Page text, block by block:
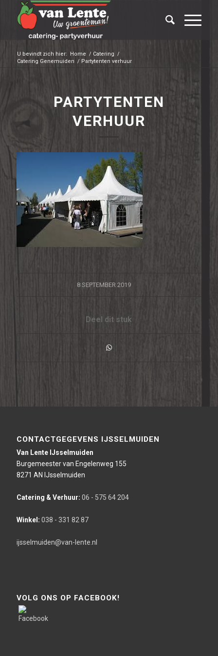
U bevindt zich hier: Home / Catering /
Catering Genemuiden / Partytenten verhuur
PARTYTENTEN
VERHUUR
8 SEPTEMBER 2019
/
Deel dit stuk
CONTACTGEGEVENS IJSSELMUIDEN
Van Lente IJsselmuiden
Burgemeester van Engelenweg 155
8271 AN IJsselmuiden
Catering & Verhuur: 06 - 575 64 204
Winkel: 038 - 331 82 87
ijsselmuiden@van-lente.nl
VOLG ONS OP FACEBOOK!